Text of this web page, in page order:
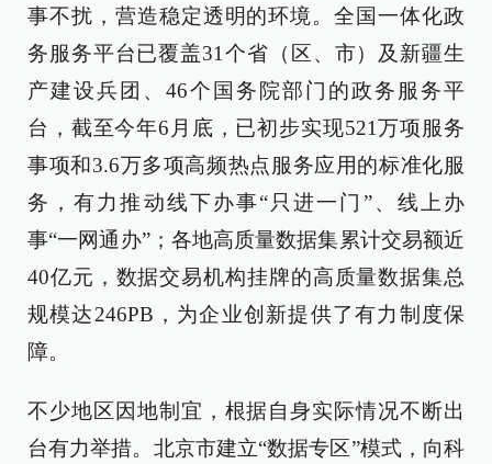
事不扰，营造稳定透明的环境。全国一体化政
务服务平台已覆盖31个省（区、市）及新疆生
产建设兵团、46个国务院部门的政务服务平
台，截至今年6月底，已初步实现521万项服务
事项和3.6万多项高频热点服务应用的标准化服
务，有力推动线下办事“只进一门”、线上办
事“一网通办”；各地高质量数据集累计交易额近
40亿元，数据交易机构挂牌的高质量数据集总
规模达246PB，为企业创新提供了有力制度保
障。
不少地区因地制宜，根据自身实际情况不断出
台有力举措。北京市建立“数据专区”模式，向科